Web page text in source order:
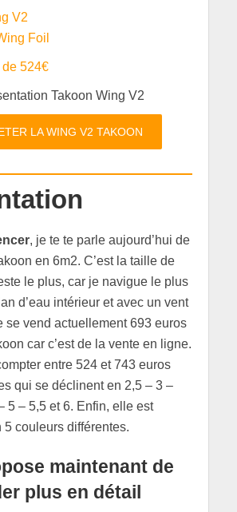
V2
Foil
de 524€
LA WING V2 TAKOON
, je te te parle aujourd’hui de
en 6m2. C’est la taille de
le plus, car je navigue le plus
d’eau intérieur et avec un vent
se vend actuellement 693 euros
car c’est de la vente en ligne.
entre 524 et 743 euros
qui se déclinent en 2,5 – 3 –
5 – 5,5 et 6. Enfin, elle est
couleurs différentes.
maintenant de
plus en détail